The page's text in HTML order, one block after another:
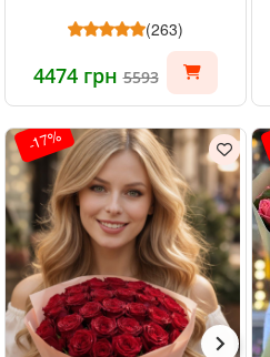
(263)
4474 грн5593
-17%